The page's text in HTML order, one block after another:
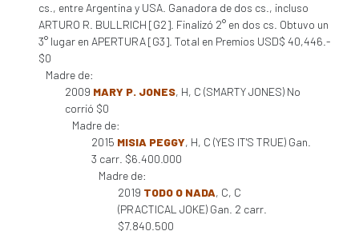
cs., entre Argentina y USA. Ganadora de dos cs., incluso
ARTURO R. BULLRICH [G2]. Finalizó 2° en dos cs. Obtuvo un
3° lugar en APERTURA [G3]. Total en Premios USD$ 40,446.-
$0
Madre de:
2009 MARY P. JONES, H, C (SMARTY JONES) No
corrió $0
Madre de:
2015 MISIA PEGGY, H, C (YES IT'S TRUE) Gan.
3 carr. $6.400.000
Madre de:
2019 TODO O NADA, C, C
(PRACTICAL JOKE) Gan. 2 carr.
$7.840.500